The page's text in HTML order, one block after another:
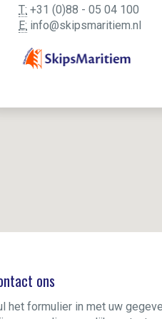
T: +31 (0)88 - 05 04 100
E: info@skipsmaritiem.nl
ons
het formulier in met uw